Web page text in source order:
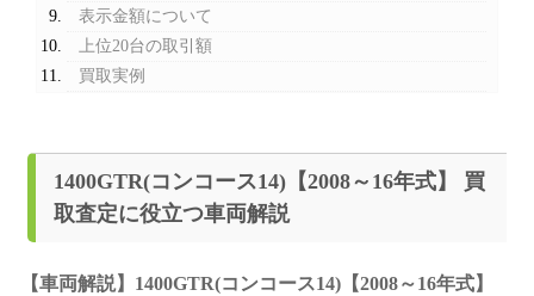
表示金額について
上位20台の取引額
買取実例
1400GTR(コンコース14)【2008～16年式】 買
取査定に役立つ車両解説
【車両解説】1400GTR(コンコース14)【2008～16年式】